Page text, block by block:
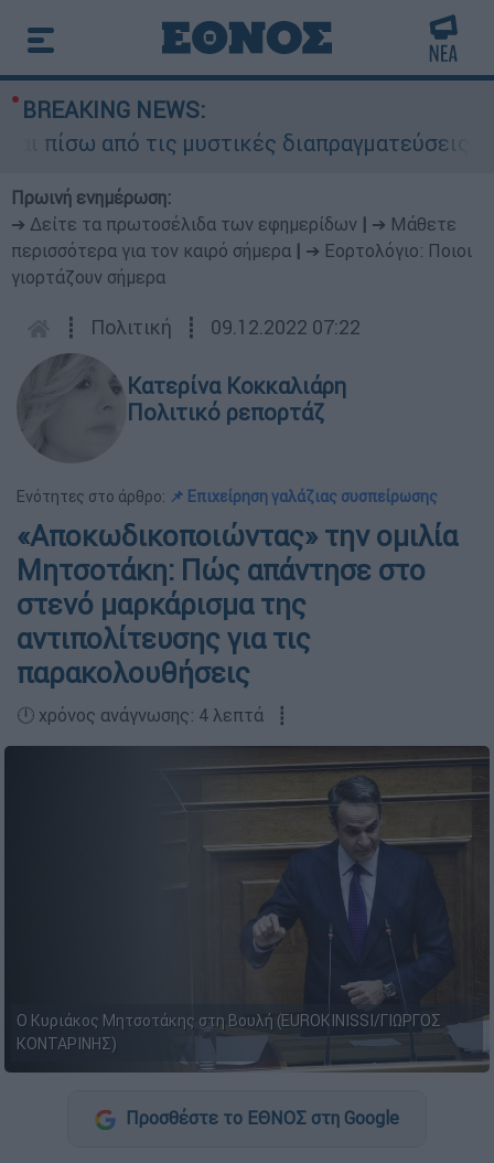
BREAKING NEWS:
από τις μυστικές διαπραγματεύσεις και
Πρωινή ενημέρωση:
➔ Δείτε τα πρωτοσέλιδα των εφημερίδων
➔ Μάθετε
περισσότερα για τον καιρό σήμερα
➔ Εορτολόγιο: Ποιοι
γιορτάζουν σήμερα
┋ Πολιτική ┋ 09.12.2022 07:22
Κατερίνα Κοκκαλιάρη
Πολιτικό ρεπορτάζ
Ενότητες στο άρθρο: 📌 Επιχείρηση γαλάζιας συσπείρωσης
«Αποκωδικοποιώντας» την ομιλία
Μητσοτάκη: Πώς απάντησε στο
στενό μαρκάρισμα της
αντιπολίτευσης για τις
παρακολουθήσεις
🕛 χρόνος ανάγνωσης: 4 λεπτά ┋
Ο Κυριάκος Μητσοτάκης στη Βουλή (EUROKINISSI/ΓΙΩΡΓΟΣ
ΚΟΝΤΑΡΙΝΗΣ)
Προσθέστε το ΕΘΝΟΣ στη Google